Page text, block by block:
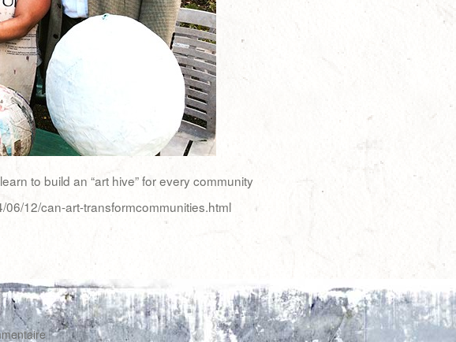
to build an “art hive” for every community
12/can-art-transformcommunities.html